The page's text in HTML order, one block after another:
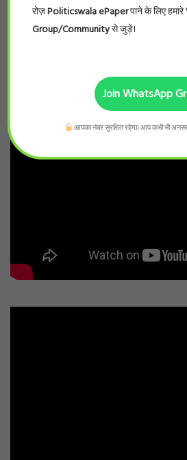
रोज़Politicswala ePaperपाने के लिए हमारे
Group/Communityसे जुड़ें।
Join WhatsApp
आपका नंबर सुरक्षित रहेगा। आप कभी भी